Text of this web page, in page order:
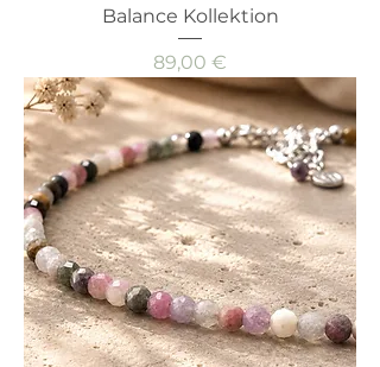
Balance Kollektion
Preis
89,00 €